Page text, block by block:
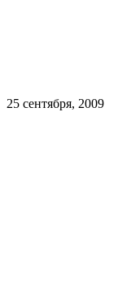
25 сентября, 2009